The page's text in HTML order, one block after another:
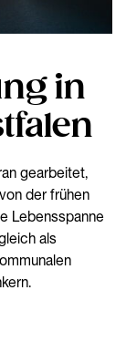
in
gearbeitet,
der frühen
Lebensspanne
als